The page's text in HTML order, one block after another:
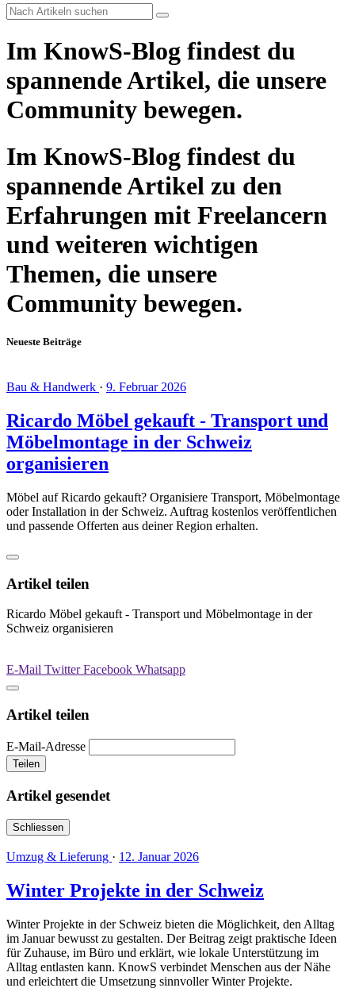
Im KnowS-Blog findest du
spannende Artikel, die unsere
Community bewegen.
Im KnowS-Blog findest du
spannende Artikel zu den
Erfahrungen mit Freelancern
und weiteren wichtigen
Themen, die unsere
Community bewegen.
Neueste Beiträge
Bau & Handwerk · 9. Februar 2026
Ricardo Möbel gekauft - Transport und
Möbelmontage in der Schweiz
organisieren
Möbel auf Ricardo gekauft? Organisiere Transport, Möbelmontage
oder Installation in der Schweiz. Auftrag kostenlos veröffentlichen
und passende Offerten aus deiner Region erhalten.
Artikel teilen
Ricardo Möbel gekauft - Transport und Möbelmontage in der
Schweiz organisieren
E-Mail TwitterFacebook Whatsapp
Artikel teilen
E-Mail-Adresse
Teilen
Artikel gesendet
Schliessen
Umzug & Lieferung · 12. Januar 2026
Winter Projekte in der Schweiz
Winter Projekte in der Schweiz bieten die Möglichkeit, den Alltag
im Januar bewusst zu gestalten. Der Beitrag zeigt praktische Ideen
für Zuhause, im Büro und erklärt, wie lokale Unterstützung im
Alltag entlasten kann. KnowS verbindet Menschen aus der Nähe
und erleichtert die Umsetzung sinnvoller Winter Projekte.